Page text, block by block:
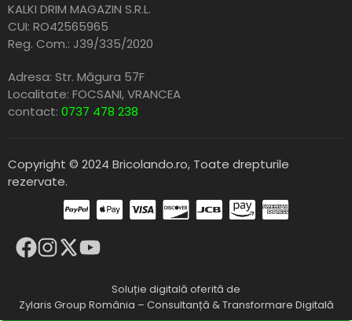
KALKI DRIM MAGAZIN S.R.L.
CUI: RO42565965
Reg. Com.: J39/335/2020
Adresa: Str. Măgura 57F
Localitate: FOCSANI,VRANCEA
contact: 0737 478 238
Copyright © 2024 Bricolando.ro, Toate drepturile
rezervate.
Soluție digitală oferită de
Zylaris Group România – Consultanță & Transformare Digitală